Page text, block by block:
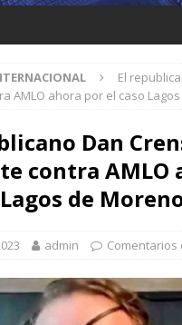
El
AMLO ahora por el caso
Dan
contra AMLO
de
admin Comentarios